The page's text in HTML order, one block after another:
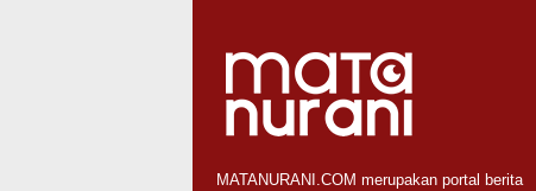
MATANURANI.COM merupakan portal berita